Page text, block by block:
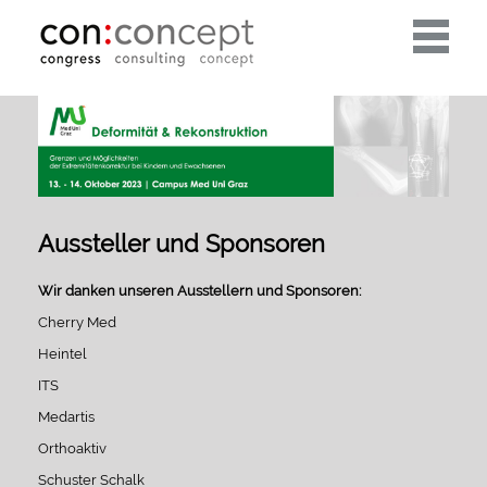
Toggle
Aussteller und Sponsoren
Wir danken unseren Ausstellern und Sponsoren:
Cherry Med
Heintel
ITS
Medartis
Orthoaktiv
Schuster Schalk